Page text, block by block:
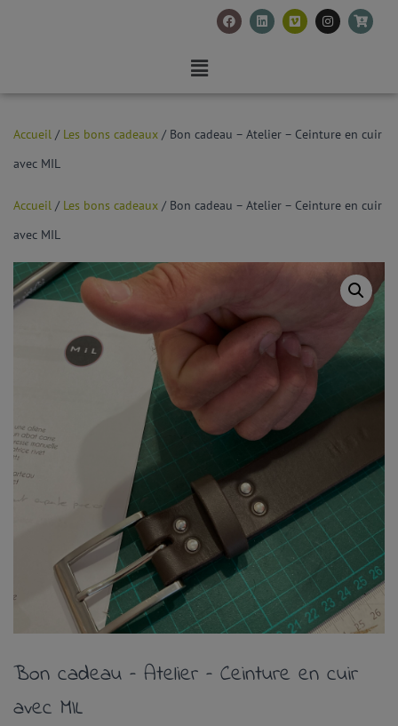
Accueil / Les bons cadeaux / Bon cadeau – Atelier – Ceinture en cuir
avec MIL
Accueil / Les bons cadeaux / Bon cadeau – Atelier – Ceinture en cuir
avec MIL
Bon cadeau – Atelier – Ceinture en cuir
avec MIL